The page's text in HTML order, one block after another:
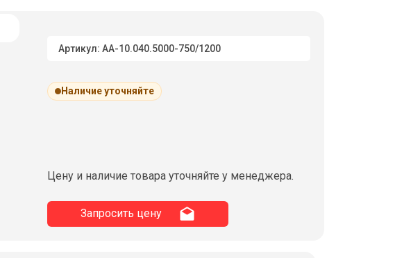
Артикул: АА-10.040.5000-750/1200
Наличие уточняйте
Цену и наличие товара уточняйте у менеджера.
Запросить цену